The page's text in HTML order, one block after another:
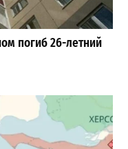
погиб 26-летний